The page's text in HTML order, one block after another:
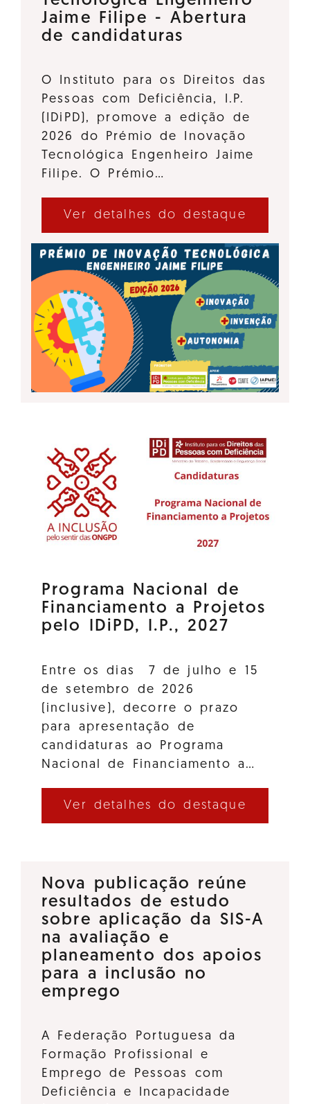
Jaime Filipe - Abertura
de candidaturas
O Instituto para os Direitos das
Pessoas com Deficiência, I.P.
(IDiPD), promove a edição de
2026 do Prémio de Inovação
Tecnológica Engenheiro Jaime
Filipe. O Prémio…
Ver detalhes do destaque
Programa Nacional de
Financiamento a Projetos
pelo IDiPD, I.P., 2027
Entre os dias 7 de julho e 15
de setembro de 2026
(inclusive), decorre o prazo
para apresentação de
candidaturas ao Programa
Nacional de Financiamento a…
Ver detalhes do destaque
Nova publicação reúne
resultados de estudo
sobre aplicação da SIS-A
na avaliação e
planeamento dos apoios
para a inclusão no
emprego
A Federação Portuguesa da
Formação Profissional e
Emprego de Pessoas com
Deficiência e Incapacidade